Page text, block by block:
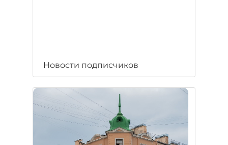
Новости подписчиков